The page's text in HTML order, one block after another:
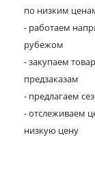
по низким
- работаем
рубежом
- закупаем
предзаказам
- предлагаем
- отслеживаем
низкую цену